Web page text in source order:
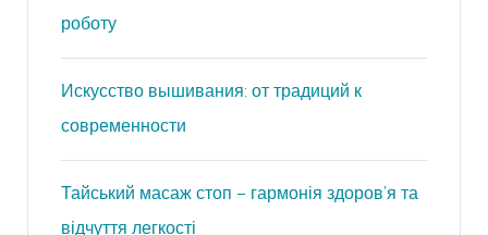
роботу
Искусство вышивания: от традиций к
современности
Тайський масаж стоп – гармонія здоров’я та
відчуття легкості